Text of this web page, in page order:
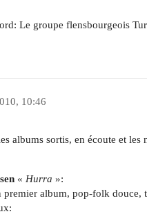
Le groupe flensbourgeois
10:46
albums sortis, en écoute et les
« Hurra »:
premier album, pop-folk douce,